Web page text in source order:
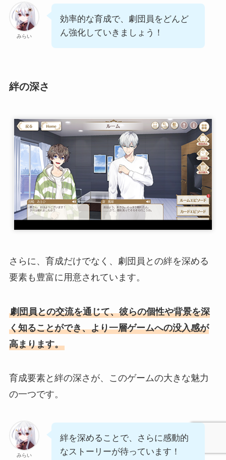
みらい
効率的な育成で、劇団員をどんど
ん強化していきましょう！
絆の深さ
さらに、育成だけでなく、劇団員との絆を深める
要素も豊富に用意されています。
劇団員との交流を通じて、彼らの個性や背景を深
く知ることができ、より一層ゲームへの没入感が
高まります。
育成要素と絆の深さが、このゲームの大きな魅力
の一つです。
みらい
絆を深めることで、さらに感動的
なストーリーが待っています！